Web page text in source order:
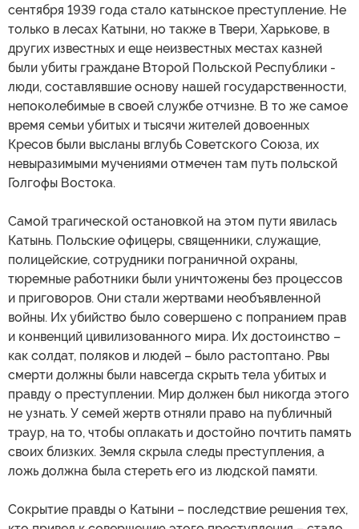
сентября 1939 года стало катынское преступление. Не
только в лесах Катыни, но также в Твери, Харькове, в
других известных и еще неизвестных местах казней
были убиты граждане Второй Польской Республики -
люди, составлявшие основу нашей государственности,
непоколебимые в своей службе отчизне. В то же самое
время семьи убитых и тысячи жителей довоенных
Кресов были высланы вглубь Советского Союза, их
невыразимыми мучениями отмечен там путь польской
Голгофы Востока.
Самой трагической остановкой на этом пути явилась
Катынь. Польские офицеры, священники, служащие,
полицейские, сотрудники пограничной охраны,
тюремные работники были уничтожены без процессов
и приговоров. Они стали жертвами необъявленной
войны. Их убийство было совершено с попранием прав
и конвенций цивилизованного мира. Их достоинство –
как солдат, поляков и людей – было растоптано. Рвы
смерти должны были навсегда скрыть тела убитых и
правду о преступлении. Мир должен был никогда этого
не узнать. У семей жертв отняли право на публичный
траур, на то, чтобы оплакать и достойно почтить память
своих близких. Земля скрыла следы преступления, а
ложь должна была стереть его из людской памяти.
Сокрытие правды о Катыни – последствие решения тех,